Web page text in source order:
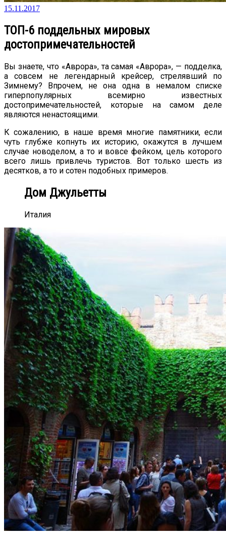
15.11.2017
ТОП-6 поддельных мировых
достопримечательностей
Вы знаете, что «Аврора», та самая «Аврора», — подделка,
а совсем не легендарный крейсер, стрелявший по
Зимнему? Впрочем, не она одна в немалом списке
гиперпопулярных всемирно известных
достопримечательностей, которые на самом деле
являются ненастоящими.
К сожалению, в наше время многие памятники, если
чуть глубже копнуть их историю, окажутся в лучшем
случае новоделом, а то и вовсе фейком, цель которого
всего лишь привлечь туристов. Вот только шесть из
десятков, а то и сотен подобных примеров.
Дом Джульетты
Италия